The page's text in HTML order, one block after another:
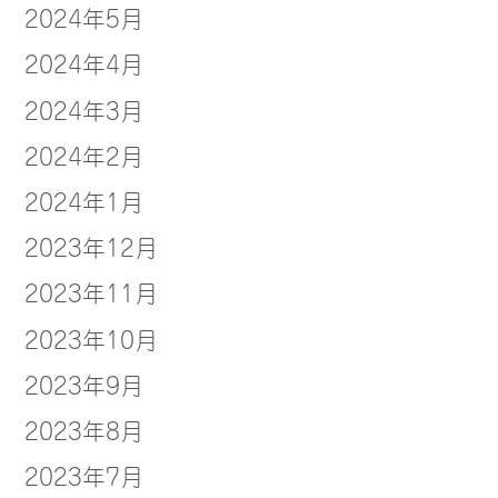
2024年5月
2024年4月
2024年3月
2024年2月
2024年1月
2023年12月
2023年11月
2023年10月
2023年9月
2023年8月
2023年7月